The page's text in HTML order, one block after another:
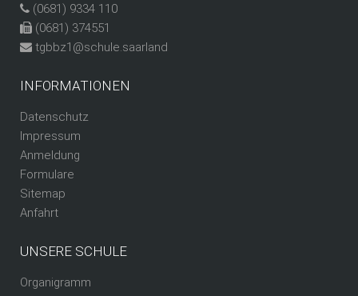
(0681) 9334 110
(0681) 374551
tgbbz1@schule.saarland
INFORMATIONEN
Datenschutz
Impressum
Anmeldung
Formulare
Sitemap
Anfahrt
UNSERE SCHULE
Organigramm